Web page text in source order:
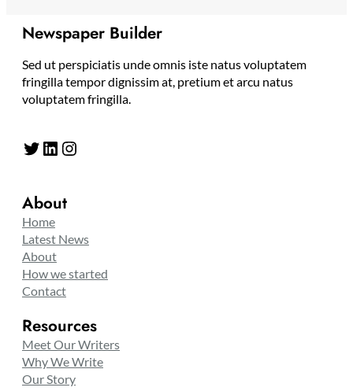
Newspaper Builder
Sed ut perspiciatis unde omnis iste natus voluptatem
fringilla tempor dignissim at, pretium et arcu natus
voluptatem fringilla.
Twitter LinkedIn Instagram
About
Home
Latest News
About
How we started
Contact
Resources
Meet Our Writers
Why We Write
Our Story